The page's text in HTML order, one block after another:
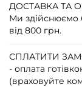
ДОСТАВКА ТА
Ми здійснюємо
від 800 грн.
СПЛАТИТИ
- оплата
(враховуйте